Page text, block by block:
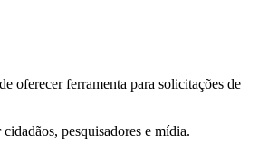
oferecer ferramenta para solicitações de
pesquisadores e mídia.